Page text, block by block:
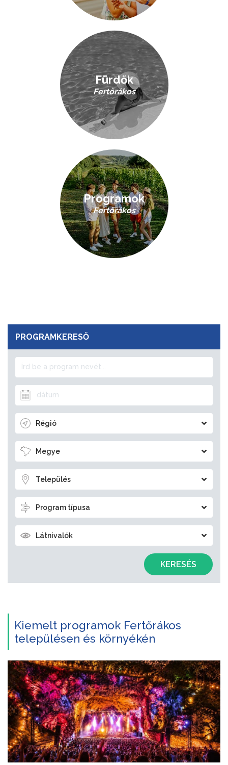
Fürdők
Fertőrákos
Programok
Fertőrákos
PROGRAMKERESŐ
Régió
Megye
Település
Program típusa
Látnivalók
KERESÉS
Kiemelt programok Fertőrákos
településen és környékén